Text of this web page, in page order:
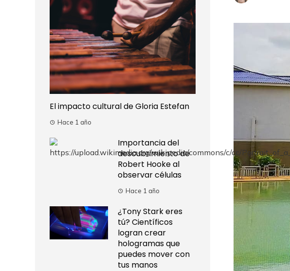
El impacto cultural de Gloria Estefan
Hace 1 año
Importancia del
descubrimiento de
Robert Hooke al
observar células
Hace 1 año
¿Tony Stark eres
tú? Científicos
logran crear
hologramas que
puedes mover con
tus manos